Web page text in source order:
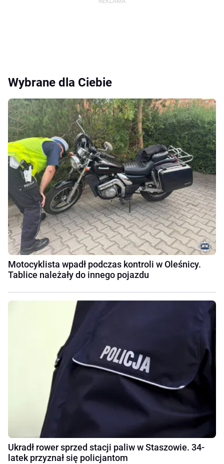
Wybrane dla Ciebie
Motocyklista wpadł podczas kontroli w Oleśnicy.
Tablice należały do innego pojazdu
Ukradł rower sprzed stacji paliw w Staszowie. 34-
latek przyznał się policjantom